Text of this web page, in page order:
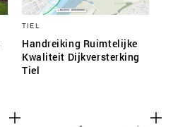
TIEL
Handreiking Ruimtelijke
Kwaliteit Dijkversterking
Tiel